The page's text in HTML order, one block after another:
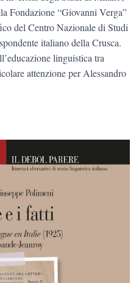
Fondazione “Giovanni Verga”
del Centro Nazionale di Studi
italiano della Crusca.
linguistica tra
attenzione per Alessandro